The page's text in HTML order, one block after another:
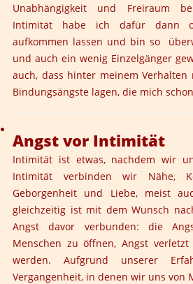
Unabhängigkeit und Freiraum
Intimität habe ich dafür dann
aufkommen lassen und bin so
und auch ein wenig Einzelgänger
auch, dass hinter meinem
Bindungsängste lagen, die mich
Angst vor Intimität
Intimität ist etwas, nachdem wir
Intimität verbinden wir Nähe,
Geborgenheit und Liebe, meist
gleichzeitig ist mit dem Wunsch
Angst davor verbunden: die
Menschen zu öffnen, Angst
werden. Aufgrund unserer
Vergangenheit, in denen wir uns von